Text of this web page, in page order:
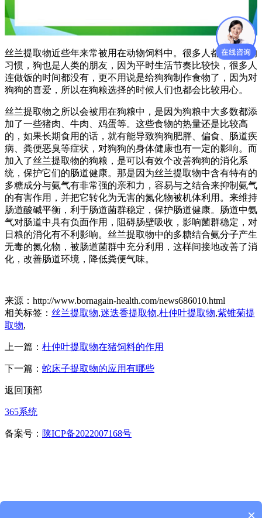
丝兰提取物近些年来常被用在动物饲料中。很多人都有养狗的
习惯，狗也是人类的朋友，因为平时生活节奏比较快，很多人
连做饭的时间都没有，更不用说是给狗狗制作食物了，因为对
狗狗的喜爱，所以在狗粮选择的时候人们也都会比较用心。
丝兰提取物之所以会被用在狗粮中，是因为狗粮中大多数都添
加了一些猪肉、牛肉、鸡蛋等。这些食物的热量还是比较高
的，如果长期食用的话，就有能导致狗狗肥胖、偏食、肠道疾
病、粪便恶臭等症状，对狗狗的身体健康也有一定的影响。而
加入了丝兰提取物的狗粮，是可以有效个改善狗狗的消化系
统，保护它们的肠道健康。那是因为丝兰提取物中含有特有的
多糖成分与氨气有非常强的亲和力，容易与之结合来抑制氨气
的有害作用，并把它转化为无害的氮化物被机体利用。来维持
肠道酸碱平衡，利于肠道菌群稳定，保护肠道健康。肠道中氨
气对肠道中具有负面作用，阻碍肠壁吸收，影响菌群稳定，对
日粮的消化有不利影响。丝兰提取物中的多糖结合氨分子产生
无毒的氮化物，被肠道菌群中充分利用，这样间接地改善了消
化，改善肠道环境，降低粪便气味。
来源：http://www.bornagain-health.com/news686010.html
相关标签： 丝兰提取物,迷迭香提取物,杜仲叶提取物,紫锥菊提
取物,
上一篇： 杜仲叶提取物在猪饲料的作用
下一篇： 蛇床子提取物的应用有哪些
返回顶部
365系统
备案号： 陕ICP备2022007168号